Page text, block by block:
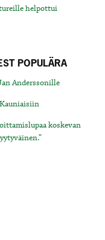
helpottui
POPULÄRA
Anderssonille
koskevan